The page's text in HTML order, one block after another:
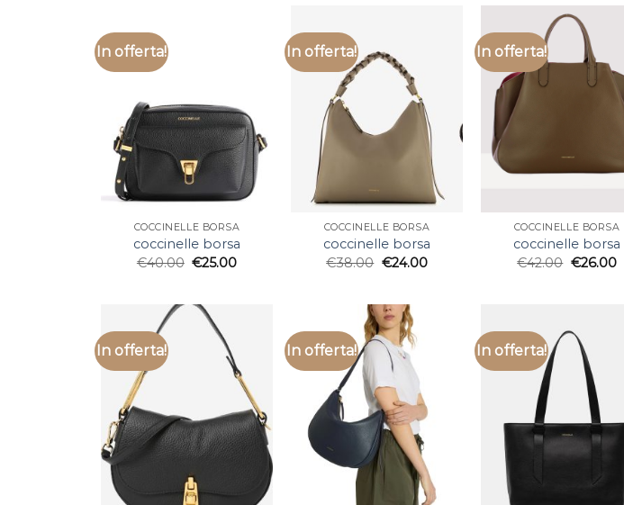
In offerta!
COCCINELLE BORSA
coccinelle borsa
€40.00 €25.00
In offerta!
COCCINELLE BORSA
coccinelle borsa
€38.00 €24.00
In offerta!
COCCINELLE BORSA
coccinelle borsa
€42.00 €26.00
In offerta! In offerta! In offerta!